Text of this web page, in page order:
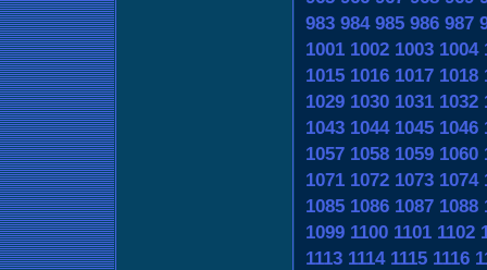
983 984 985 986 987
1001 1002 1003 1004
1015 1016 1017 1018
1029 1030 1031 1032
1043 1044 1045 1046
1057 1058 1059 1060
1071 1072 1073 1074
1085 1086 1087 1088
1099 1100 1101 1102
1113 1114 1115 1116